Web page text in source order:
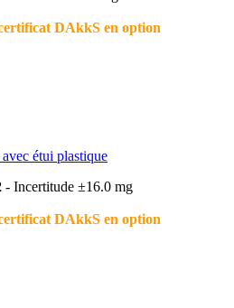
DAkkS en option
étui plastique
- Incertitude ±16.0 mg
DAkkS en option